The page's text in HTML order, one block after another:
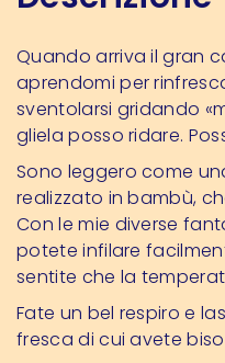
Quando arriva il gran
aprendomi per
sventolarsi gridando
gliela posso ridare.
Sono leggero come
realizzato in bambù,
Con le mie diverse
potete infilare
sentite che la
Fate un bel respiro e
fresca di cui avete